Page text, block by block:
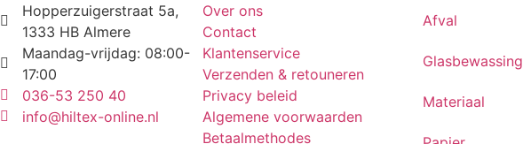
Hopperzuigerstraat 5a,
1333 HB Almere
Maandag-vrijdag: 08:00-
17:00
036-53 250 40
info@hiltex-online.nl
Over ons
Contact
Klantenservice
Verzenden & retouneren
Privacy beleid
Algemene voorwaarden
Betaalmethodes
Afval
Glasbewassing
Materiaal